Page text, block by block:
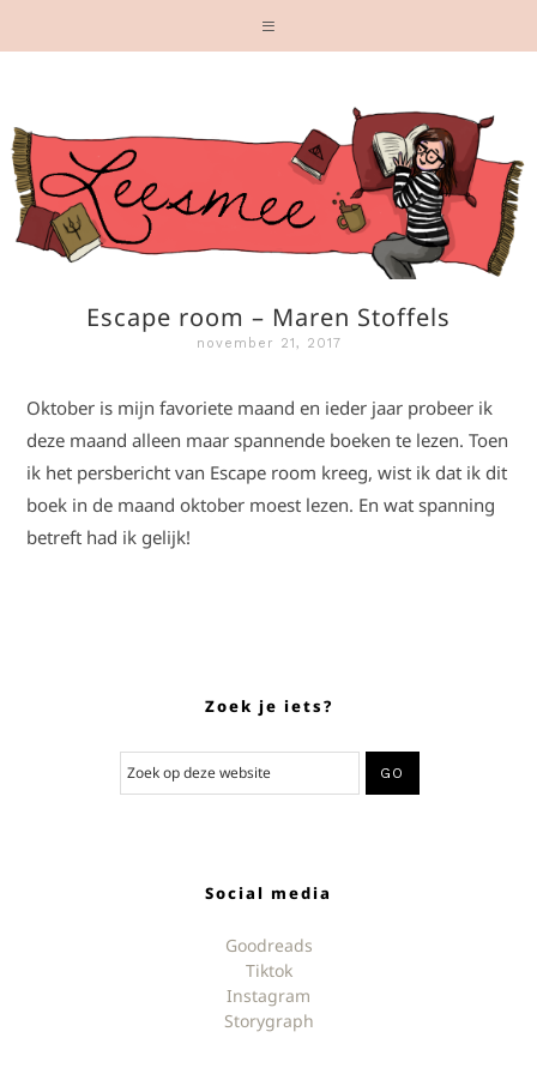
Escape room – Maren Stoffels
november 21, 2017
Oktober is mijn favoriete maand en ieder jaar probeer ik
deze maand alleen maar spannende boeken te lezen. Toen
ik het persbericht van Escape room kreeg, wist ik dat ik dit
boek in de maand oktober moest lezen. En wat spanning
betreft had ik gelijk!
Zoek je iets?
Social media
Goodreads
Tiktok
Instagram
Storygraph